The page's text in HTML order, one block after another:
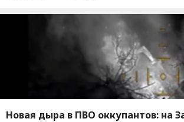
Новая дыра в ПВО оккупантов: на